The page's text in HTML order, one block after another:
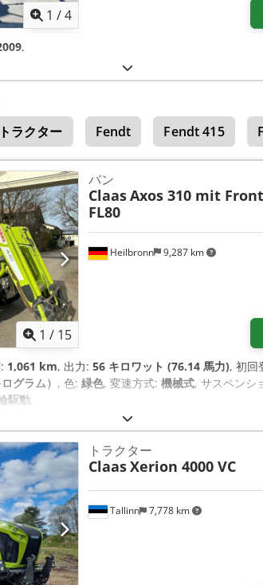
1 /4
,
ラクター
Fendt Fendt 415
1 / 15
Heilbronn 9,287 km
バン
ClaasAxos 310 mit
FL80
1,061 km, 出力: 56 キロワット (76.14 馬力), 初回
グラム） , 色: 緑色, 変速方式: 機械式, サスペンシ
駆動,
Tallinn 7,778 km
トラクター
ClaasXerion 4000 VC